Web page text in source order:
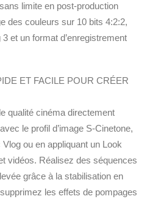
limite en post-production
des couleurs sur 10 bits 4:2:2,
3 et un format d’enregistrement
ET FACILE POUR CRÉER
qualité cinéma directement
le profil d’image S-Cinetone,
ou en appliquant un Look
vidéos. Réalisez des séquences
grâce à la stabilisation en
les effets de pompages